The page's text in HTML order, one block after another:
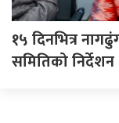
१५ दिनभित्र
समितिको निर्देशन